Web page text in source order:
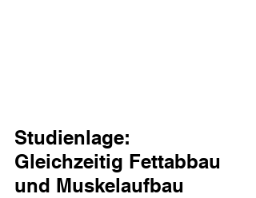
Studienlage:
Gleichzeitig Fettabbau
und Muskelaufbau